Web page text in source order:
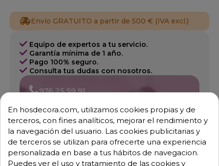
Envío GRATUITO a partir de 500 € (IVA excl.)
Equipo de expertos a tu servicio.
Garantía mínima de 1 año.
Pago 100% seguro.
Consulta tus dudas con nosotros.
976 25 59 91
Hablemos
Pide tu presupuesto
En hosdecora.com, utilizamos cookies propias y de
terceros, con fines analíticos, mejorar el rendimiento y
la navegación del usuario. Las cookies publicitarias y
de terceros se utilizan para ofrecerte una experiencia
personalizada en base a tus hábitos de navegacion.
Puedes ver el uso y tratamiento de las cookies y